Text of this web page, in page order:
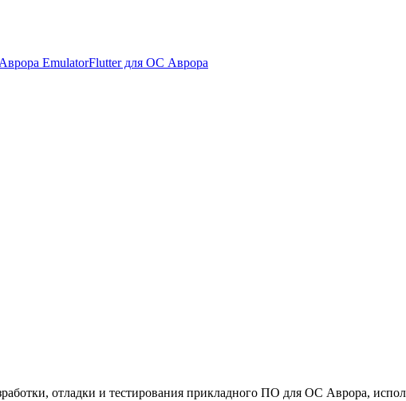
Аврора EmulatorFlutter для ОС Аврора
отладки и тестирования прикладного ПО для ОС Аврора,